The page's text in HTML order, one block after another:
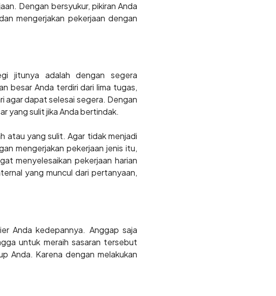
Dengan bersyukur, pikiran Anda
mengerjakan pekerjaan dengan
jitunya adalah dengan segera
besar Anda terdiri dari lima tugas,
agar dapat selesai segera. Dengan
yang sulit jika Anda bertindak.
atau yang sulit. Agar tidak menjadi
mengerjakan pekerjaan jenis itu,
menyelesaikan pekerjaan harian
yang muncul dari pertanyaan,
Anda kedepannya. Anggap saja
untuk meraih sasaran tersebut
Anda. Karena dengan melakukan